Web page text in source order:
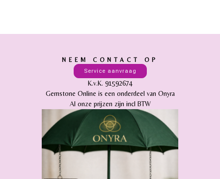
NEEM CONTACT OP
Service aanvraag
K.v.K. 91592674
Gemstone Online is een onderdeel van Onyra
Al onze prijzen zijn incl BTW